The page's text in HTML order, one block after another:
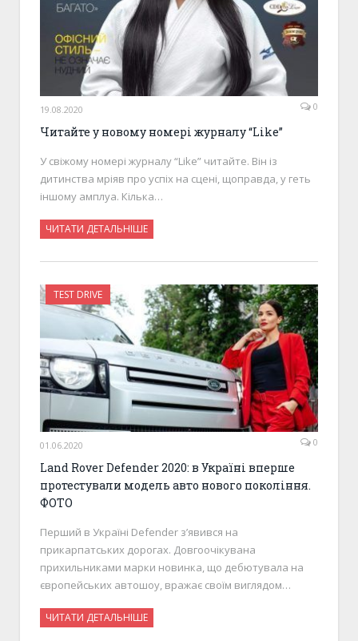
19.08.2020 0
Читайте у новому номері журналу “Like”
У свіжому номері журналу “Like” читайте. Він із
дитинства мріяв про успіх на сцені, щоправда, у геть
іншому амплуа. Кілька…
ЧИТАТИ ДЕТАЛЬНІШЕ
TEST DRIVE
01.06.2020 0
Land Rover Defender 2020: в Україні вперше
протестували модель авто нового покоління.
ФОТО
Перший в Україні Defender з’явився на
прикарпатських дорогах. Довгоочікувана
прихильниками марки новинка, що дебютувала на
європейських автошоу, вражає своїм виглядом…
ЧИТАТИ ДЕТАЛЬНІШЕ